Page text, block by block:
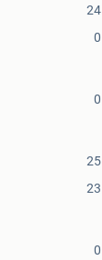
24
0
0
25
23
0